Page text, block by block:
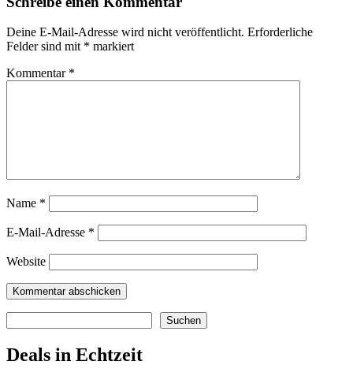
Deine E-Mail-Adresse wird nicht veröffentlicht. Erforderliche
Felder sind mit * markiert
Kommentar *
Name *
E-Mail-Adresse *
Website
Suchen
Deals in Echtzeit